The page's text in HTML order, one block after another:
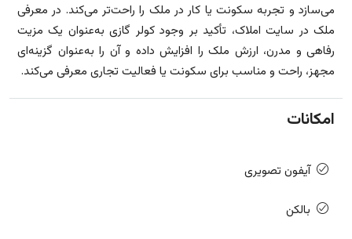
می‌سازد و تجربه سکونت یا کار در ملک را راحت‌تر می‌کند. در معرفی
ملک در سایت املاک، تأکید بر وجود کولر گازی به‌عنوان یک مزیت
رفاهی و مدرن، ارزش ملک را افزایش داده و آن را به‌عنوان گزینه‌ای
مجهز، راحت و مناسب برای سکونت یا فعالیت تجاری معرفی می‌کند.
امکانات
آیفون تصویری
بالکن